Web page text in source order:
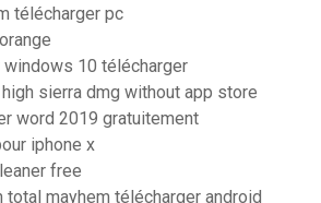
télécharger pc
windows 10 télécharger
sierra dmg without app store
word 2019 gratuitement
iphone x
free
mayhem télécharger android